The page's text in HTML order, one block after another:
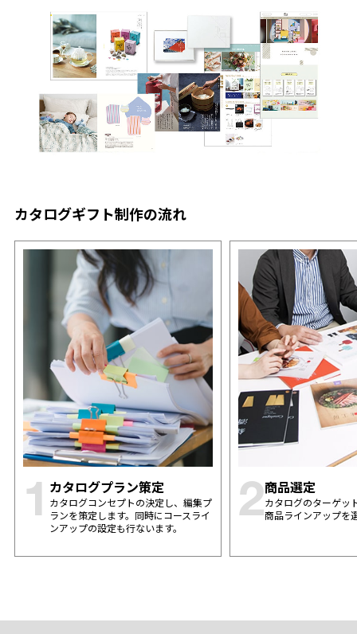
カタログギフト制作の流れ
1 カタログプラン策定
カタログコンセプトの決定し、編集プ
ランを策定します。同時にコースライ
ンアップの設定も行ないます。
2商品選定
カタログのターゲッ
商品ラインアップを